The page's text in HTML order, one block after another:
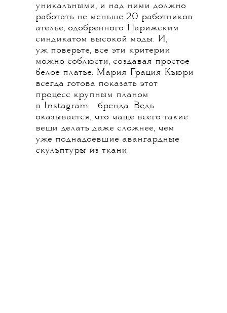
уникальными, и над ними должно
работать не меньше 20 работников
ателье, одобренного Парижским
синдикатом высокой моды. И,
уж поверьте, все эти критерии
можно соблюсти, создавая простое
белое платье. Мария Грация Кьюри
всегда готова показать этот
процесс крупным планом
в Instagram
бренда. Ведь
оказывается, что чаще всего такие
вещи делать даже сложнее, чем
уже поднадоевшие авангардные
скульптуры из ткани.